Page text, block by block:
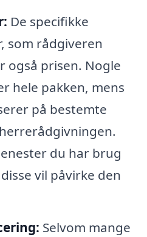
De specifikke
som rådgiveren
også prisen. Nogle
hele pakken, mens
på bestemte
du har brug
vil påvirke den
Selvom mange